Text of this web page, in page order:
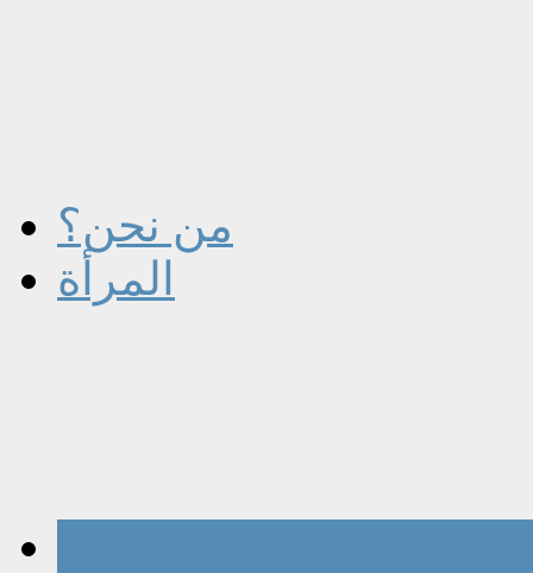
من نحن؟
المرأة